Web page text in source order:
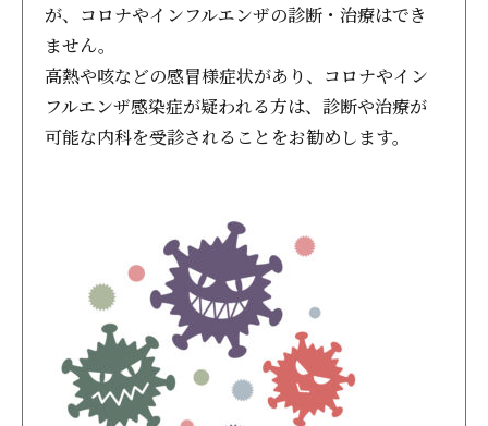
が、コロナやインフルエンザの診断・治療はでき
ません。
高熱や咳などの感冒様症状があり、コロナやイン
フルエンザ感染症が疑われる方は、診断や治療が
可能な内科を受診されることをお勧めします。